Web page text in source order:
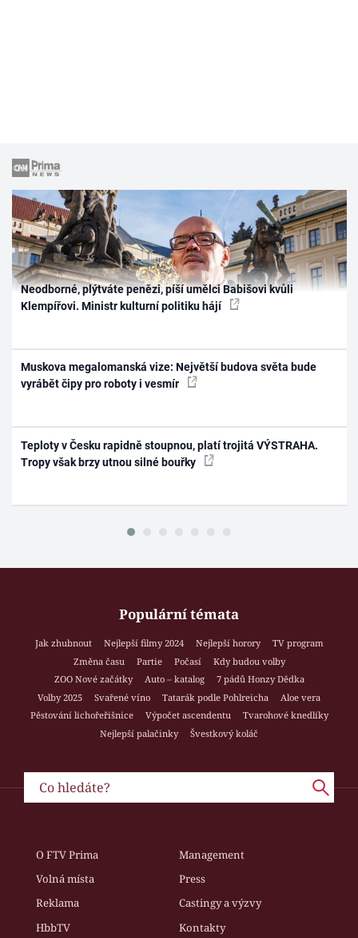
Neodborné, plýtváte penězi, píší umělci Babišovi kvůli
Klempířovi. Ministr kulturní politiku hájí
Muskova megalomanská vize: Největší budova světa bude
vyrábět čipy pro roboty i vesmír
Teploty v Česku rapidně stoupnou, platí trojitá VÝSTRAHA.
Tropy však brzy utnou silné bouřky
Populární témata
Jak zhubnout Nejlepší filmy 2024 Nejlepší horory
TV program
Změna času
Partie Počasí
Kdy budou volby
ZOO Nové začátky
Auto – katalog
7 pádů Honzy Dědka
Volby 2025
Svařené víno Tatarák podle Pohlreicha
Aloe vera
Pěstování lichořeřišnice
Výpočet ascendentu
Tvarohové knedlíky
Nejlepší palačinky
Švestkový koláč
O FTV Prima
Management
Volná místa
Press
Reklama
Castingy a výzvy
HbbTV
Kontakty